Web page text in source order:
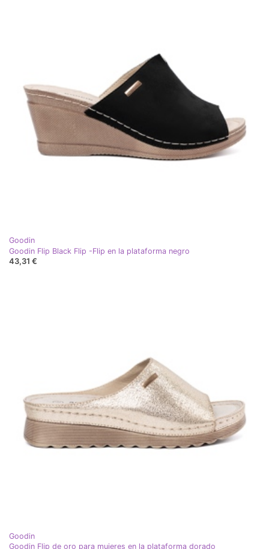
Goodin
Goodin Flip Black Flip -Flip en la plataforma negro
43,31 €
Goodin
Goodin Flip de oro para mujeres en la plataforma dorado